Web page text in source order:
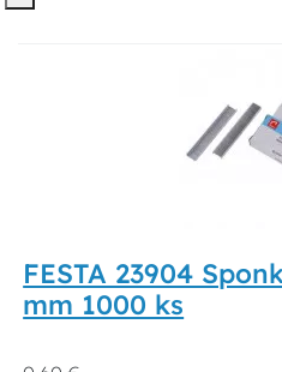
FESTA 23904
mm 1000 ks